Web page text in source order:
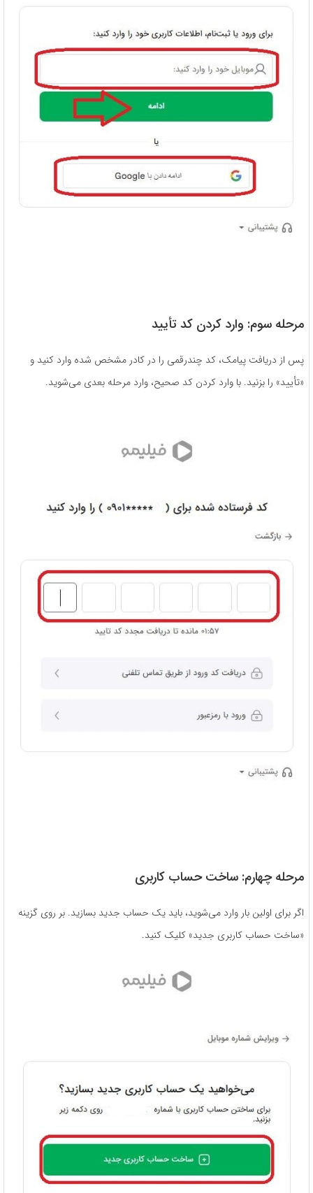
مرحله سوم: وارد کردن کد تأیید
پس از دریافت پیامک، کد چندرقمی را در کادر مشخص شده وارد کنید و
«تأیید» را بزنید. با وارد کردن کد صحیح، وارد مرحله بعدی می‌شوید.
مرحله چهارم: ساخت حساب کاربری
اگر برای اولین بار وارد می‌شوید، باید یک حساب جدید بسازید. بر روی گزینه
«ساخت حساب کاربری جدید» کلیک کنید.